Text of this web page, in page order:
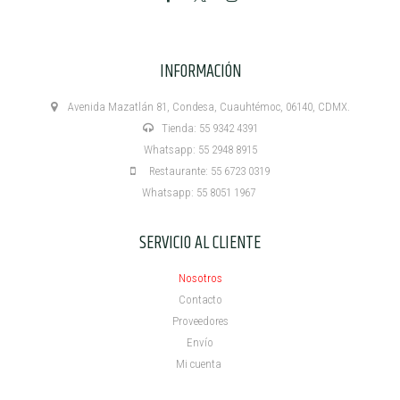
INFORMACIÓN
Avenida Mazatlán 81, Condesa, Cuauhtémoc, 06140, CDMX.
Tienda: 55 9342 4391
Whatsapp: 55 2948 8915
Restaurante: 55 6723 0319
Whatsapp: 55 8051 1967
SERVICIO AL CLIENTE
Nosotros
Contacto
Proveedores
Envío
Mi cuenta ​